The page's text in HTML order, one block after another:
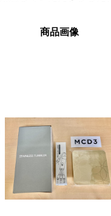
商品画像